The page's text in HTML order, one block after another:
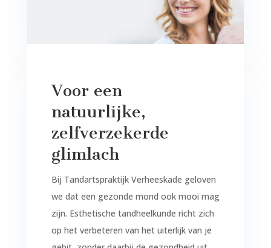
Voor een
natuurlijke,
zelfverzekerde
glimlach
Bij Tandartspraktijk Verheeskade geloven
we dat een gezonde mond ook mooi mag
zijn. Esthetische tandheelkunde richt zich
op het verbeteren van het uiterlijk van je